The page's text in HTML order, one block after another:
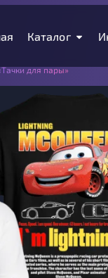
Каталог
для пары»